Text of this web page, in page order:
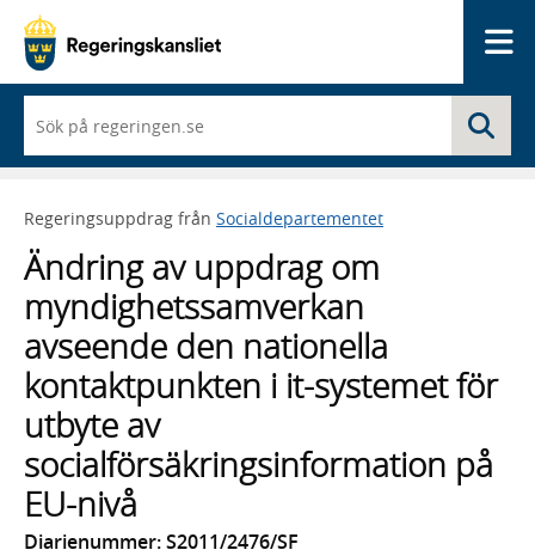
du
börjar
skriva
framträder
en
lista
med
sökförslag
Regeringsuppdrag från Socialdepartementet
Ändring av uppdrag om
myndighetssamverkan
avseende den nationella
kontaktpunkten i it-systemet för
utbyte av
socialförsäkringsinformation på
EU-nivå
Diarienummer: S2011/2476/SF